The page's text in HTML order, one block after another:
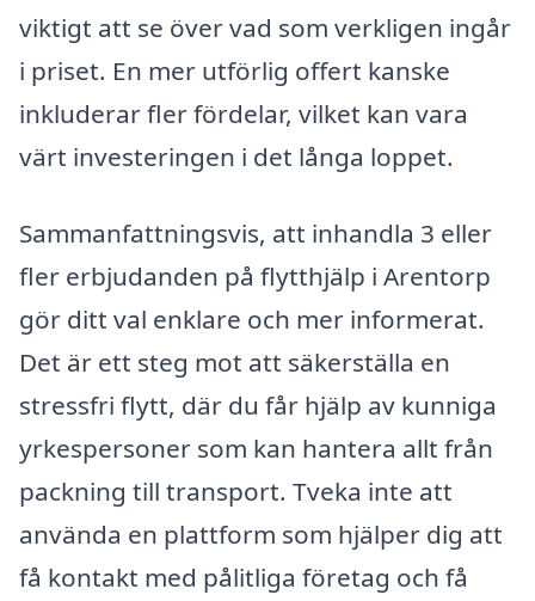
viktigt att se över vad som verkligen ingår
i priset. En mer utförlig offert kanske
inkluderar fler fördelar, vilket kan vara
värt investeringen i det långa loppet.
Sammanfattningsvis, att inhandla 3 eller
fler erbjudanden på flytthjälp i Arentorp
gör ditt val enklare och mer informerat.
Det är ett steg mot att säkerställa en
stressfri flytt, där du får hjälp av kunniga
yrkespersoner som kan hantera allt från
packning till transport. Tveka inte att
använda en plattform som hjälper dig att
få kontakt med pålitliga företag och få